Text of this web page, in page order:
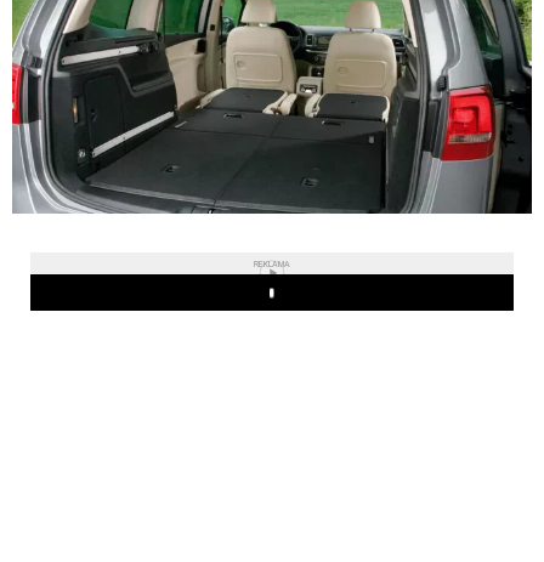
REKLAMA
Play